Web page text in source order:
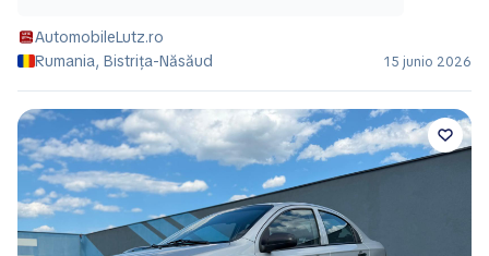
AutomobileLutz.ro
Rumania, Bistrița-Năsăud
15 junio 2026